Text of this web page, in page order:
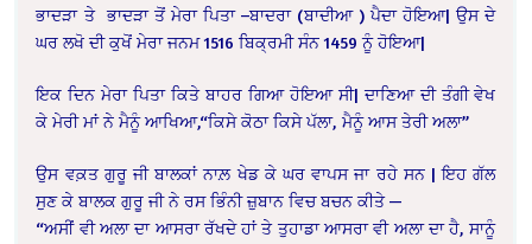
ਭਾਦੜਾ ਤੇ ਭਾਦੜਾ ਤੋਂ ਮੇਰਾ ਪਿਤਾ –ਬਾਦਰਾ (ਬਾਦੀਆ ) ਪੈਦਾ ਹੋਇਆ| ਉਸ ਦੇ
ਘਰ ਲਖੋ ਦੀ ਕੁਖੋਂ ਮੇਰਾ ਜਨਮ 1516 ਬਿਕ੍ਰਮੀ ਸੰਨ 1459 ਨੂੰ ਹੋਇਆ|
ਇਕ ਦਿਨ ਮੇਰਾ ਪਿਤਾ ਕਿਤੇ ਬਾਹਰ ਗਿਆ ਹੋਇਆ ਸੀ| ਦਾਣਿਆ ਦੀ ਤੰਗੀ ਵੇਖ
ਕੇ ਮੇਰੀ ਮਾਂ ਨੇ ਮੈਨੂੰ ਆਖਿਆ,“ਕਿਸੇ ਕੋਠਾ ਕਿਸੇ ਪੱਲਾ, ਮੈਨੂੰ ਆਸ ਤੇਰੀ ਅਲਾ”
ਉਸ ਵਕ਼ਤ ਗੁਰੂ ਜੀ ਬਾਲਕਾਂ ਨਾਲ਼ ਖੇਡ ਕੇ ਘਰ ਵਾਪਸ ਜਾ ਰਹੇ ਸਨ | ਇਹ ਗੱਲ
ਸੁਣ ਕੇ ਬਾਲਕ ਗੁਰੂ ਜੀ ਨੇ ਰਸ ਭਿੰਨੀ ਜ਼ੁਬਾਨ ਵਿਚ ਬਚਨ ਕੀਤੇ —
“ਅਸੀਂ ਵੀ ਅਲਾ ਦਾ ਆਸਰਾ ਰੱਖਦੇ ਹਾਂ ਤੇ ਤੁਹਾਡਾ ਆਸਰਾ ਵੀ ਅਲਾ ਦਾ ਹੈ, ਸਾਨੂੰ